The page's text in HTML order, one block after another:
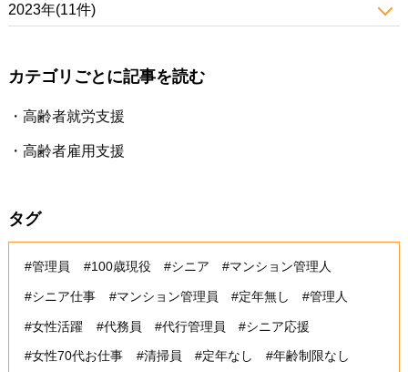
2023年(11件)
カテゴリごとに記事を読む
高齢者就労支援
高齢者雇用支援
タグ
#管理員 #100歳現役 #シニア #マンション管理人
#シニア仕事 #マンション管理員 #定年無し #管理人
#女性活躍 #代務員 #代行管理員 #シニア応援
#女性70代お仕事 #清掃員 #定年なし #年齢制限なし